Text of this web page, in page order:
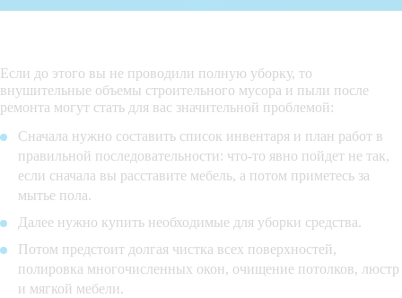
Если до этого вы не проводили полную уборку, то
внушительные объемы строительного мусора и пыли после
ремонта могут стать для вас значительной проблемой:
Сначала нужно составить список инвентаря и план работ в
правильной последовательности: что-то явно пойдет не так,
если сначала вы расставите мебель, а потом приметесь за
мытье пола.
Далее нужно купить необходимые для уборки средства.
Потом предстоит долгая чистка всех поверхностей,
полировка многочисленных окон, очищение потолков, люстр
и мягкой мебели.